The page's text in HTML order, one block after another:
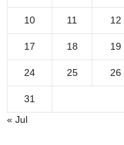
10 11 12
17 18 19
24 25 26
31
« Jul